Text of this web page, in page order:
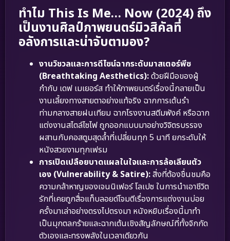
ทำไม This Is Me… Now (2024) ถึง
เป็นงานศิลป์ภาพยนตร์มิวสิคัลที่
อลังการและน่าจับตามอง?
งานวิชวลและการดีไซน์ฉากระดับมาสเตอร์พีซ
(Breathtaking Aesthetics):ด้วยฝีมือของผู้
กำกับ เดฟ เมเยอร์ส ทำให้ภาพยนตร์เรื่องนี้กลายเป็น
งานเลี้ยงทางสายตาอย่างแท้จริง ฉากการเต้นรำ
ท่ามกลางสายฝนเทียม ฉากโรงงานสตีมพังค์ หรือฉาก
แต่งงานสไตล์ไซไฟ ถูกออกแบบมาอย่างวิจิตรบรรจง
ผสานกับคอสตูมสุดล้ำที่เปลี่ยนทุก 5 นาที ยกระดับให้
หนังสวยงามทุกเฟรม
การเปิดเปลือยบาดแผลในใจและการล้อเลียนตัว
เอง (Vulnerability & Satire):สิ่งที่ต้องชื่นชมคือ
ความกล้าหาญของเจนนิเฟอร์ โลเปซ ในการนำเอาชีวิต
รักที่เคยถูกสื่อแท็บลอยด์โจมตีเรื่องการแต่งงานบ่อย
ครั้งมาเล่าอย่างตรงไปตรงมา หนังหยิบเรื่องนี้มาทำ
เป็นมุกตลกร้ายและฉากเต้นเชิงสัญลักษณ์ที่ทั้งจิกกัด
ตัวเองและทรงพลังในเวลาเดียวกัน